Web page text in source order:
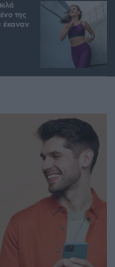
της
έκαναν